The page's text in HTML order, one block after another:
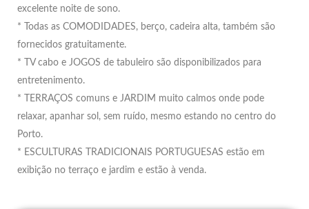
excelente noite de sono.
* Todas as COMODIDADES, berço, cadeira alta, também são
fornecidos gratuitamente.
* TV cabo e JOGOS de tabuleiro são disponibilizados para
entretenimento.
* TERRAÇOS comuns e JARDIM muito calmos onde pode
relaxar, apanhar sol, sem ruído, mesmo estando no centro do
Porto.
* ESCULTURAS TRADICIONAIS PORTUGUESAS estão em
exibição no terraço e jardim e estão à venda.